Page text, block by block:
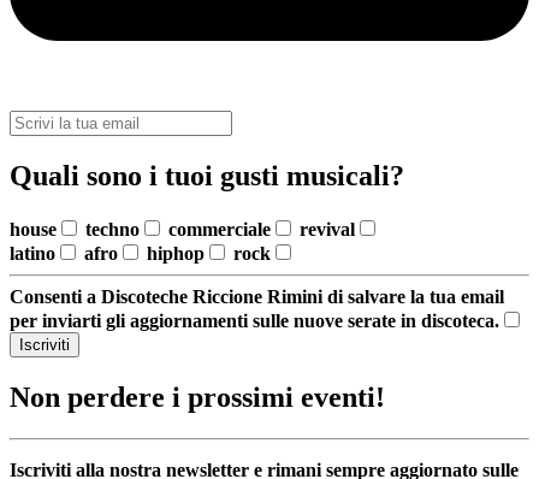
Quali sono i tuoi gusti musicali?
house techno commerciale
revival
latino
afro hiphop rock
Consenti a Discoteche Riccione Rimini di salvare la tua email
per inviarti gli aggiornamenti sulle nuove serate in discoteca.
Iscriviti
Non perdere i prossimi eventi!
Iscriviti alla nostra newsletter e rimani sempre aggiornato sulle